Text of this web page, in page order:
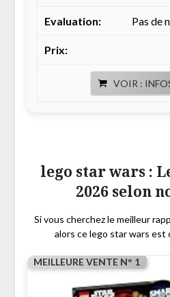
Pas de
VOIR :
lego star wars :
2026 selon
Si vous cherchez le meilleur
alors ce lego star wars est
MEILLEURE VENTE N° 1